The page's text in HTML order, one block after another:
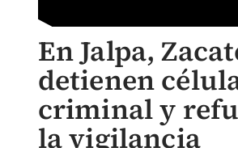
En Jalpa,
detienen
criminal y
la vigilancia